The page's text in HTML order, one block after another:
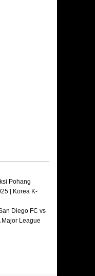
Pohang
[ Korea K-
Diego FC vs
Major League